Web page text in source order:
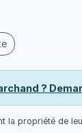
?
propriété de